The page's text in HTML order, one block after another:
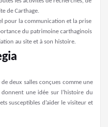
de Carthage.
pour la communication et la prise
du patrimoine carthaginois
au site et à son histoire.
de deux salles conçues comme une
une idée sur l’histoire du
susceptibles d’aider le visiteur et